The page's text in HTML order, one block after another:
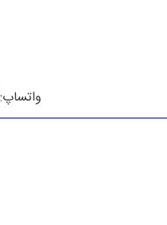
واتساپ: